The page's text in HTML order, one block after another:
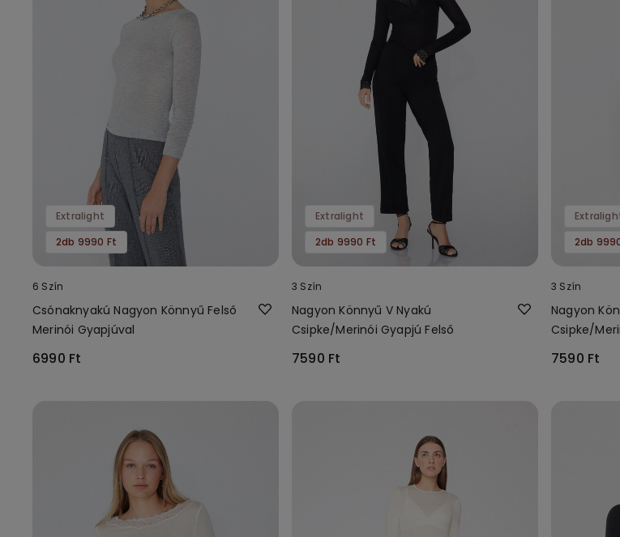
Extralight
2db 9990 Ft
6 Szín
Csónaknyakú Nagyon Könnyű Felső
Merinói Gyapjúval
6990 Ft
Extralight
2db 9990 Ft
3 Szín
Nagyon Könnyű V Nyakú
Csipke/Merinói Gyapjú Felső
7590 Ft
2db
3 Szín
Nagyon
Csipke/
7590 Ft